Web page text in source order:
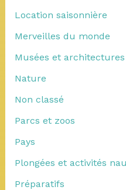
Location saisonnière
Merveilles du monde
Musées et architectures
Nature
Non classé
Parcs et zoos
Pays
Plongées et activités
Préparatifs